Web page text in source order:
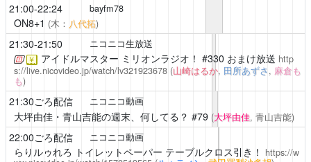
21:00-22:24 bayfm78
ON8+1 (木： 八代拓)
21:30-21:50 ニコニコ生放送
￥ アイドルマスター ミリオンラジオ！ #330 おまけ放送 http
s://live.nicovideo.jp/watch/lv321923678 (山崎はるか, 田所あずさ, 麻倉も
も)
21:30ごろ配信 ニコニコ動画
大坪由佳・青山吉能の週末、何してる？ #79 (大坪由佳, 青山吉能)
22:00ごろ配信 ニコニコ動画
らりルゥれろ トイレットペーパー テーブルクロス引き！
https://w